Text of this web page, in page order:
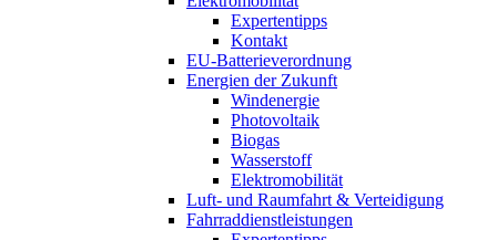
Expertentipps
Kontakt
EU-Batterieverordnung
Energien der Zukunft
Windenergie
Photovoltaik
Biogas
Wasserstoff
Elektromobilität
Luft- und Raumfahrt & Verteidigung
Fahrraddienstleistungen